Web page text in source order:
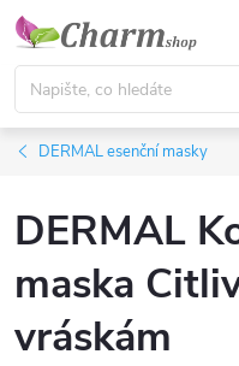
Přejít
obsah
DERMAL esenční masky
DERMAL
maska
vráskám